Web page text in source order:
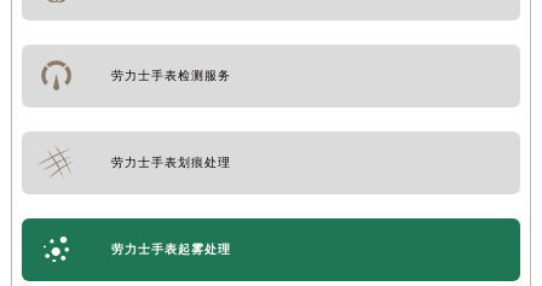
劳力士手表检测服务
劳力士手表划痕处理
劳力士手表起雾处理